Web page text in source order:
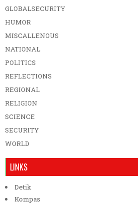
GLOBALSECURITY
HUMOR
MISCALLENOUS
NATIONAL
POLITICS
REFLECTIONS
REGIONAL
RELIGION
SCIENCE
SECURITY
WORLD
LINKS
Detik
Kompas